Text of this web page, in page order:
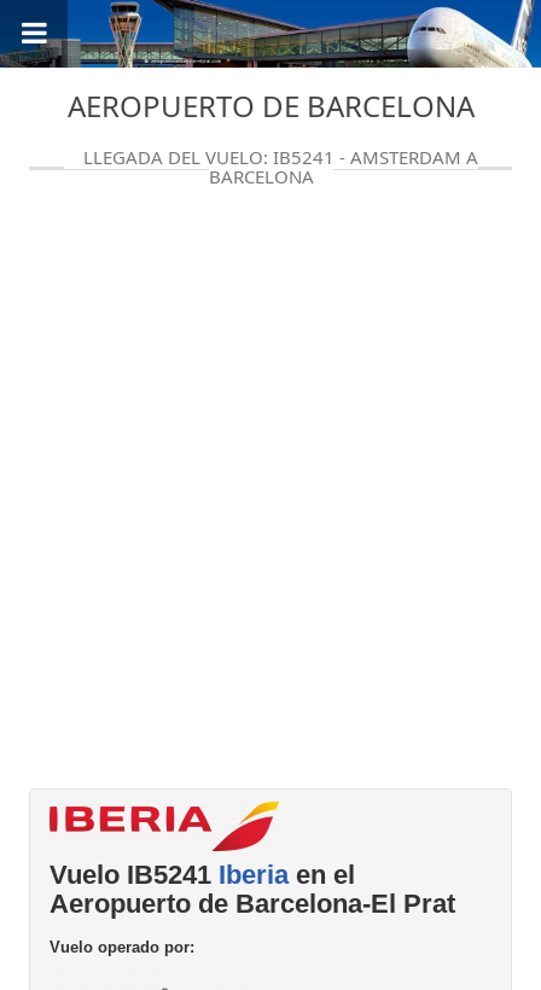
AEROPUERTO DE BARCELONA
LLEGADA DEL VUELO: IB5241 - AMSTERDAM A
BARCELONA
Vuelo IB5241 Iberiaen el
Aeropuerto de Barcelona-El Prat
Vuelo operado por: